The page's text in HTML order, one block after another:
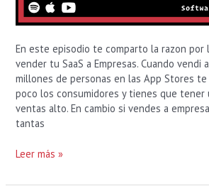
En este episodio te comparto la razon por
vender tu SaaS a Empresas. Cuando vendi
millones de personas en las App Stores
poco los consumidores y tienes que tener
ventas alto. En cambio si vendes a
tantas
Leer más »